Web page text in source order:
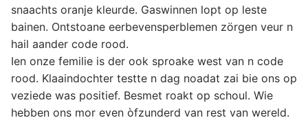
snaachts oranje kleurde. Gaswinnen lopt op leste
bainen. Ontstoane eerbevensperblemen zörgen veur n
hail aander code rood.
Ien onze femilie is der ook sproake west van n code
rood. Klaaindochter testte n dag noadat zai bie ons op
veziede was positief. Besmet roakt op schoul. Wie
hebben ons mor even òfzunderd van rest van wereld.